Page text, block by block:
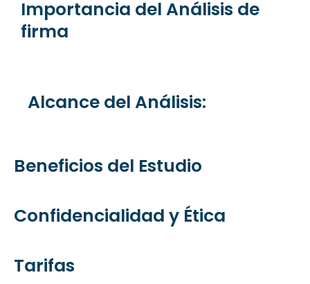
Importancia del Análisis de
firma
Alcance del Análisis:
Beneficios del Estudio
Confidencialidad y Ética
Tarifas